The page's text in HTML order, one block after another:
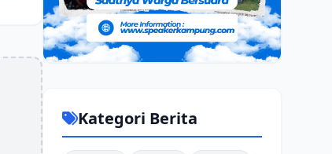
Kategori Berita